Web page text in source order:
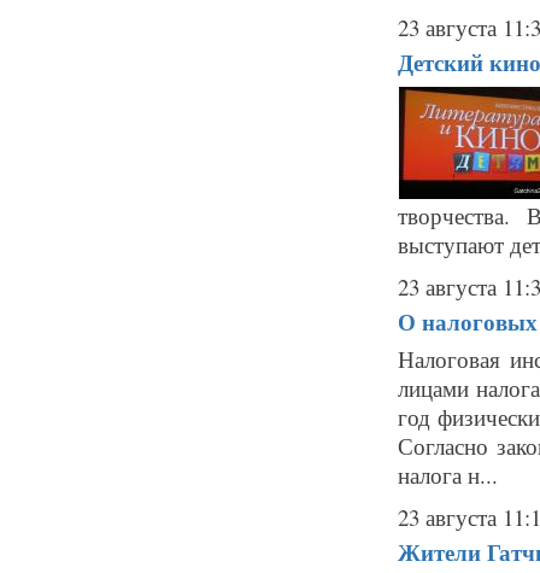
23 августа
Детский
творчества.
выступают
23 августа
О налоговых
Налоговая
лицами
год
Согласно
налога н...
23 августа
Жители